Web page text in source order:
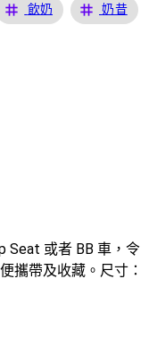
tag 飲奶 tag 奶昔
Seat 或者 BB 車，令
攜帶及收藏。尺寸：